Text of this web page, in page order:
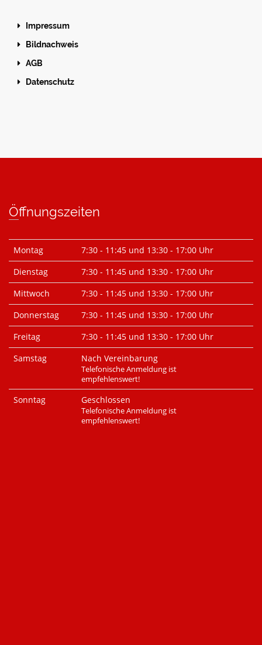
Impressum
Bildnachweis
AGB
Datenschutz
Öffnungszeiten
Montag
7:30 - 11:45 und 13:30 - 17:00 Uhr
Dienstag
7:30 - 11:45 und 13:30 - 17:00 Uhr
Mittwoch
7:30 - 11:45 und 13:30 - 17:00 Uhr
Donnerstag
7:30 - 11:45 und 13:30 - 17:00 Uhr
Freitag
7:30 - 11:45 und 13:30 - 17:00 Uhr
Samstag
Nach Vereinbarung
Telefonische Anmeldung ist
empfehlenswert!
Sonntag Geschlossen
Telefonische Anmeldung ist
empfehlenswert!